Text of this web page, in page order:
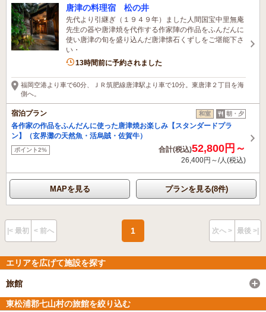
唐津の料理宿 松の井
先代より引継ぎ（１９４９年）ました人間国宝中里無庵
先生の器や唐津焼を代作する作家陣の作品をふんだんに
使い唐津の旬を盛り込んだ唐津懐石くずしをご堪能下さ
い・
2名がこの宿を見ています
13時間前に予約されました
福岡空港より車で60分、ＪＲ筑肥線唐津駅より車で10分。東唐津２丁目を海
側へ。
宿泊プラン 和室 朝・夕
各作家の作品をふんだんに使った唐津焼お楽しみ【スタンダードプラ
ン】（玄界灘の天然魚・活烏賊・佐賀牛）
ポイント2% 合計(税込)52,800円～
26,400円～/人(税込)
MAPを見る プランを見る(8件)
|< 最初 < 前へ 1 次へ > 最後 >|
エリアを広げて施設を探す
旅館
東松浦郡七山村の旅館を絞り込む